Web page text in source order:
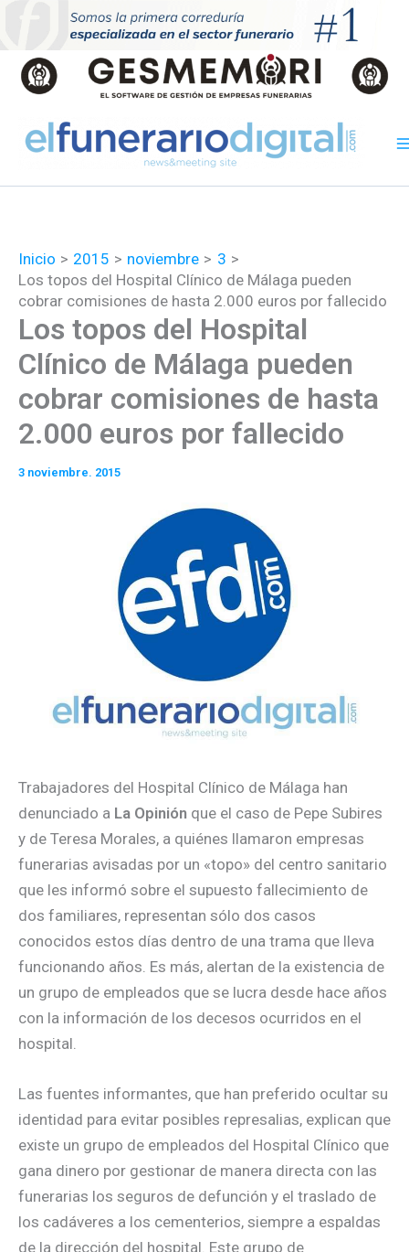
contenido
Inicio 2015 noviembre
3
Los topos del Hospital Clínico de Málaga pueden
cobrar comisiones de hasta 2.000 euros por fallecido
Los topos del Hospital
Clínico de Málaga pueden
cobrar comisiones de hasta
2.000 euros por fallecido
3 noviembre. 2015
­Trabajadores del Hospital Clínico de Málaga han
denunciado a La Opinión que el caso de Pepe Subires
y de Teresa Morales, a quiénes llamaron empresas
funerarias avisadas por un «topo» del centro sanitario
que les informó sobre el supuesto fallecimiento de
dos familiares, representan sólo dos casos
conocidos estos días dentro de una trama que lleva
funcionando años. Es más, alertan de la existencia de
un grupo de empleados que se lucra desde hace años
con la información de los decesos ocurridos en el
hospital.
Las fuentes informantes, que han preferido ocultar su
identidad para evitar posibles represalias, explican que
existe un grupo de empleados del Hospital Clínico que
gana dinero por gestionar de manera directa con las
funerarias los seguros de defunción y el traslado de
los cadáveres a los cementerios, siempre a espaldas
de la dirección del hospital. Este grupo de